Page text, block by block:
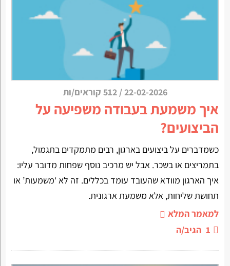
22-02-2026
/512 קוראים/ות
איך משמעת בעבודה משפיעה על
הביצועים?
כשמדברים על ביצועים בארגון, רבים מתמקדים בתגמול,
בתמריצים או בשכר. אבל יש מרכיב נוסף שפחות מדובר עליו:
איך הארגון מוודא שהעובד עומד בכללים. זה לא ‘משמעות’ או
תחושת שליחות, אלא משמעת ארגונית.
למאמר המלא
1 הגיב/ה